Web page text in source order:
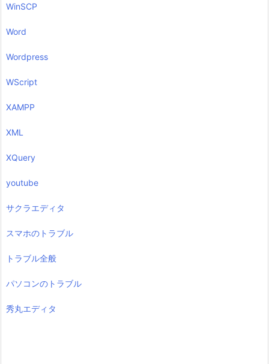
WinSCP
Word
Wordpress
WScript
XAMPP
XML
XQuery
youtube
サクラエディタ
スマホのトラブル
トラブル全般
パソコンのトラブル
秀丸エディタ